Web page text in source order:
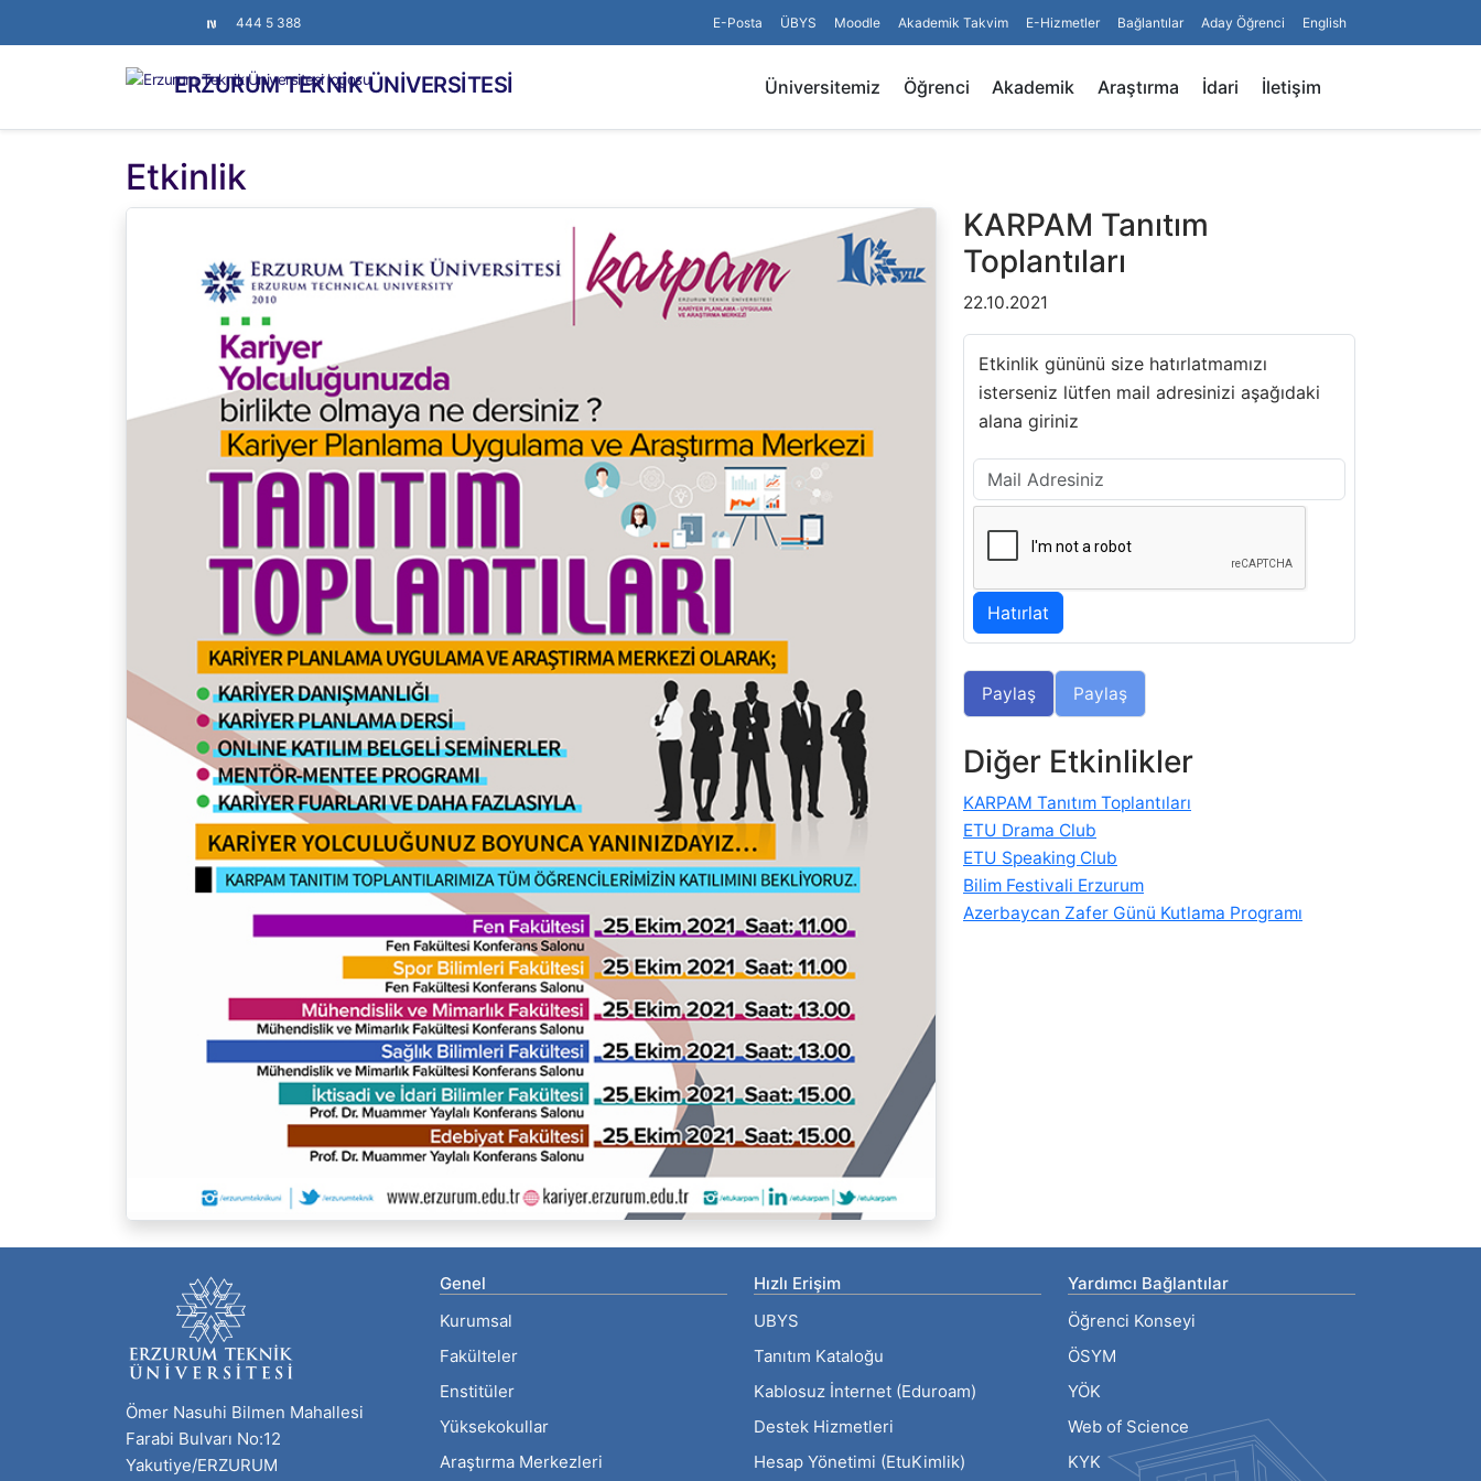
444 5 388 E-Posta ÜBYS Moodle Akademik Takvim E-Hizmetler Bağlantılar Aday Öğrenci English
ERZURUM TEKNİK ÜNİVERSİTESİ Üniversitemiz Öğrenci Akademik Araştırma İdari İletişim
Etkinlik
KARPAM Tanıtım
Toplantıları
22.10.2021
Etkinlik gününü size hatırlatmamızı
isterseniz lütfen mail adresinizi aşağıdaki
alana giriniz
Paylaş Paylaş
Diğer Etkinlikler
KARPAM Tanıtım Toplantıları
ETU Drama Club
ETU Speaking Club
Bilim Festivali Erzurum
Azerbaycan Zafer Günü Kutlama Programı
Ömer Nasuhi Bilmen Mahallesi
Farabi Bulvarı No:12
Yakutiye/ERZURUM
Genel
Kurumsal
Fakülteler
Enstitüler
Yüksekokullar
Araştırma Merkezleri
Hızlı Erişim
UBYS
Tanıtım Kataloğu
Kablosuz İnternet (Eduroam)
Destek Hizmetleri
Hesap Yönetimi (EtuKimlik)
Yardımcı Bağlantılar
Öğrenci Konseyi
ÖSYM
YÖK
Web of Science
KYK